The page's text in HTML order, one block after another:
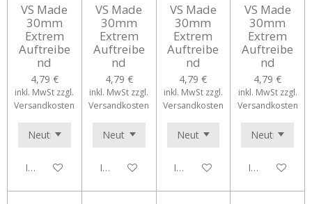
VS Made
30mm
Extrem
Auftreibe
nd
4,79 €
inkl. MwSt zzgl.
Versandkosten
In den Warenkorb
VS Made
30mm
Extrem
Auftreibe
nd
4,79 €
inkl. MwSt zzgl.
Versandkosten
In den Warenkorb
VS Made
30mm
Extrem
Auftreibe
nd
4,79 €
inkl. MwSt zzgl.
Versandkosten
In den Warenkorb
VS Made
30mm
Extrem
Auftreibe
nd
4,79 €
inkl. MwSt zzgl.
Versandkosten
In den